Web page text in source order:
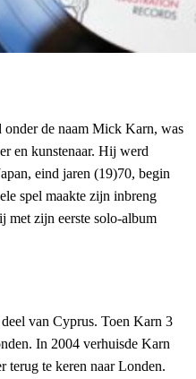
de naam Mick Karn, was
en kunstenaar. Hij werd
eind jaren (19)70, begin
spel maakte zijn inbreng
met zijn eerste solo-album
van Cyprus. Toen Karn 3
In 2004 verhuisde Karn
terug te keren naar Londen.